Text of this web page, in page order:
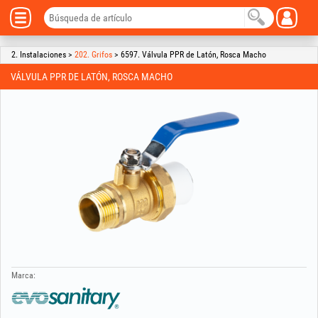
2. Instalaciones > 202. Grifos > 6597. Válvula PPR de Latón, Rosca Macho
VÁLVULA PPR DE LATÓN, ROSCA MACHO
Marca: